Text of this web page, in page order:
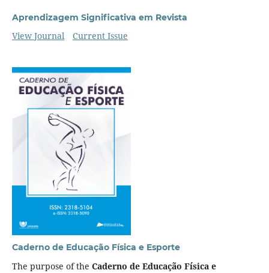
Aprendizagem Significativa em Revista
View Journal Current Issue
Caderno de Educação Física e Esporte
The purpose of the Caderno de Educação Física e